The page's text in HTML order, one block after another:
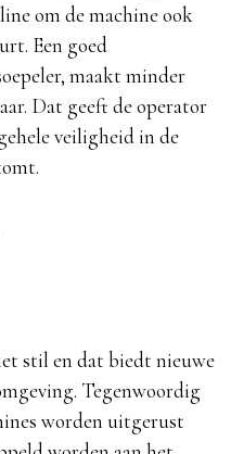
om de machine ook
Een goed
maakt minder
Dat geeft de operator
veiligheid in de
stil en dat biedt nieuwe
Tegenwoordig
worden uitgerust